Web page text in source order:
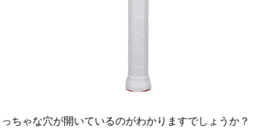
ちゃな穴が開いているのがわかりますでしょうか？